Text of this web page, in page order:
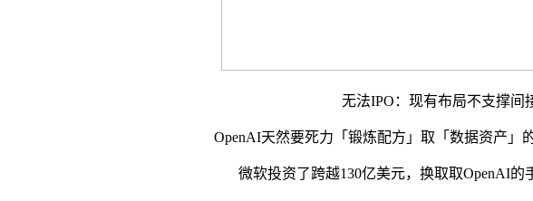
无法IPO：现有布局不支撑间接
OpenAI天然要死力「锻炼配方」取「数据资产」的
微软投资了跨越130亿美元，换取取OpenAI的